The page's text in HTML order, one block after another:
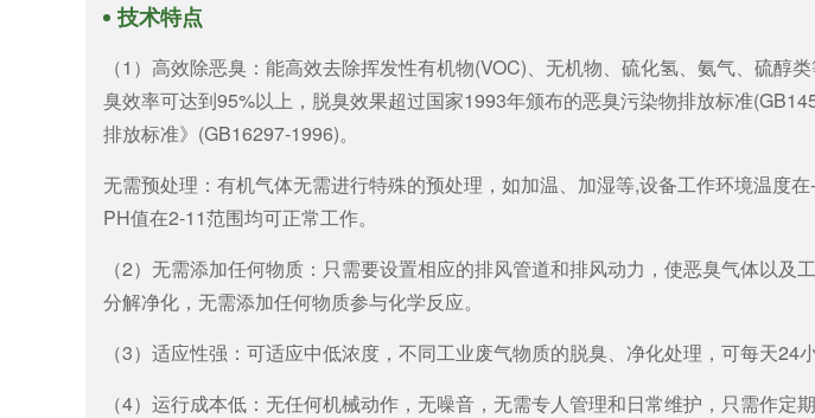
技术特点
（1）高效除恶臭：能高效去除挥发性有机物(VOC)、无机物、硫化氢、氨气、硫醇
臭效率可达到95%以上，脱臭效果超过国家1993年颁布的恶臭污染物排放标准
排放标准》(GB16297-1996)。
无需预处理：有机气体无需进行特殊的预处理，如加温、加湿等,设备工作环境温度
PH值在2-11范围均可正常工作。
（2）无需添加任何物质：只需要设置相应的排风管道和排风动力，使恶臭气体以
分解净化，无需添加任何物质参与化学反应。
（3）适应性强：可适应中低浓度，不同工业废气物质的脱臭、净化处理，可每天24
（4）运行成本低：无任何机械动作，无噪音，无需专人管理和日常维护，只需作定